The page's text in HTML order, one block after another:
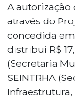
A autorização
através do
concedida
distribui R$
(Secretaria
SEINTRHA